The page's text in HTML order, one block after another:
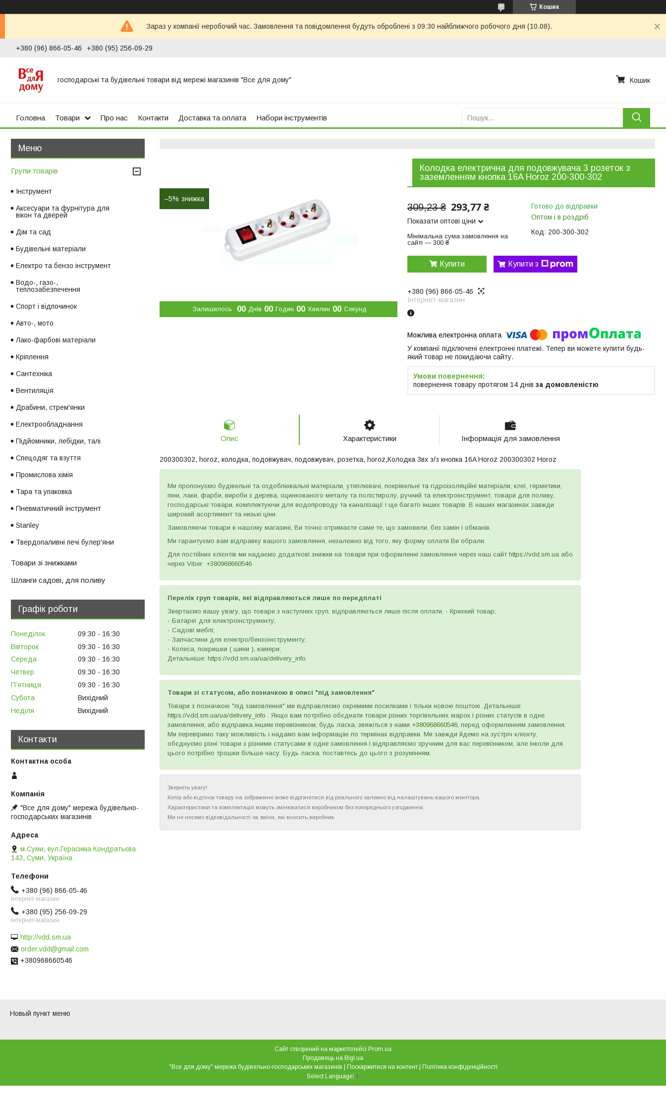
Кошик
Зараз у компанії неробочий час. Замовлення та повідомлення будуть оброблені з 09:30 найближчого робочого дня (10.08).
+380 (96) 866-05-46 +380 (95) 256-09-29
господарські та будівельні товари від мережі магазинів "Все для дому" Кошик
Головна Товари Про нас Контакти Доставка та оплата Набори інструментів
–5%
Залишилось 00 Днів 00 Годин 00 Хвилин 00 Секунд
Колодка електрична для подовжувача 3 розеток з
заземленням кнопка 16A Horoz 200-300-302
309,23 ₴ 293,77 ₴
Показати оптові ціни
Мінімальна сума замовлення на
сайті — 300 ₴
Готово до відправки
Оптом і в роздріб
Код: 200-300-302
Купити Купити з
+380 (96) 866-05-46
Інтернет-магазин
У компанії підключені електронні платежі. Тепер ви можете купити будь-
який товар не покидаючи сайту.
повернення товару протягом 14 днів за домовленістю
Опис Характеристики Інформація для замовлення
200300302, horoz, колодка, подовжувач, подовжувач, розетка, horoz,Колодка 3вх з/з кнопка 16A Horoz 200300302 Horoz
Ми пропонуємо будівельні та оздоблювальні матеріали, утеплювачі, покрівельні та гідроізоляційні матеріали, клеї, герметики,
піни, лаки, фарби, вироби з дерева, оцинкованого металу та полістиролу, ручний та електроінструмент, товари для поливу,
господарські товари, комплектуючи для водопроводу та каналізації і ще багато інших товарів. В наших магазинах завжди
широкий асортимент та низькі ціни.
Замовляючи товари в нашому магазині, Ви точно отримаєте саме те, що замовили, без замін і обманів.
Ми гарантуємо вам відправку вашого замовлення, незалежно від того, яку форму оплати Ви обрали.
Для постійних клієнтів ми надаємо додаткові знижки на товари при оформленні замовлення через наш сайт https://vdd.sm.ua або
через Viber +380968660546
Перелік груп товарів, які відправляються лише по передплаті
Звертаємо вашу увагу, що товари з наступних груп, відправляються лише після оплати. - Крихкий товар;
- Батареї для електроінструменту;
- Садові меблі;
- Запчастини для електро/бензоінструменту;
- Колеса, покришки ( шини ), камери;
Детальніше: https://vdd.sm.ua/ua/delivery_info
Товари зі статусом, або позначкою в описі "під замовлення"
Товари з позначкою "під замовлення" ми відправляємо окремими посилками і тільки новою поштою. Детальніше:
https://vdd.sm.ua/ua/delivery_info . Якщо вам потрібно обєднати товари різних торгівельних марок і різних статусів в одне
замовлення, або відправка іншим перевізником, будь ласка, звяжіться з нами +380968660546, перед оформленням замовлення.
Ми перевіримо таку можливість і надамо вам інформацію по термінах відправки. Ми завжди йдемо на зустріч клієнту,
обєднуємо різні товари з різними статусами в одне замовлення і відправляємо зручним для вас перевізником, але інколи для
цього потрібно трошки більше часу. Будь ласка, поставтесь до цього з розумінням.
Зверніть увагу!
Колір або відтінок товару на зображенні може відрізнятися від реального залежно від налаштувань вашого монітора.
Характеристики та комплектація можуть змінюватися виробником без попереднього узгодження.
Ми не несемо відповідальності за зміни, які вносить виробник.
Групи товарів
Інструмент
Аксесуари та фурнітура для
вікон та дверей
Дім та сад
Будівельні матеріали
Електро та бензо інструмент
Водо-, газо-,
теплозабезпечення
Спорт і відпочинок
Авто-, мото
Лако-фарбові матеріали
Кріплення
Сантехніка
Вентиляція
Драбини, стрем'янки
Електрообладнання
Підйомники, лебідки, талі
Спецодяг та взуття
Промислова хімія
Тара та упаковка
Пневматичний інструмент
Stanley
Твердопаливні печі булер'яни
Товари зі знижками
Шланги садові, для поливу
Графік роботи
Понеділок 09:30
16:30
Вівторок
09:30
16:30
Середа
09:30
16:30
Четвер
09:30
16:30
Пʼятниця
09:30
16:30
Субота
Вихідний
Неділя
Вихідний
Контакти
"Все для дому" мережа будівельно-
господарських магазинів
м.Суми, вул.Герасима Кондратьєва
143, Суми, Україна
+380 (96) 866-05-46
Інтернет-магазин
+380 (95) 256-09-29
Інтернет-магазин
http://vdd.sm.ua
order.vdd@gmail.com
+380968660546
Новый пункт меню
Сайт створений на маркетплейсі Prom.ua
Продавець на Bigl.ua
Поскаржитися на контент
Політика конфіденційності
Select Language ▼